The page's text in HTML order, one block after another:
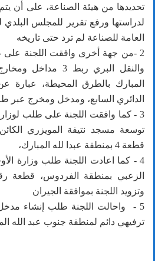
تحديدها من هيئة الصناعة، على أن
لدراستها ورفع تقرير للمجلس البلدي
العامة للصناعة لم ترد حتى تاريخه
2 -من جهة أخرى وافقت اللجنة على
والنقل البري ربط
المبارك بالطرق المحيطة، عبارة
الدائري السابع، ومدخل ومخرج عبر
3 - كما وافقت اللجنة على طلب
توسعة مسجد نتيفة المويزري
قطعة 4 بمنطقة عبدا لله المبارك،
4 - كما اعادت اللجنة طلب وزارة
وتزويد اللجنة بموافقة الجيران
5 - واحالت اللجنة طلب إنشاء
ترفيهي دائم لمنطقة جنوب عبد الله